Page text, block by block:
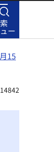
ー
15